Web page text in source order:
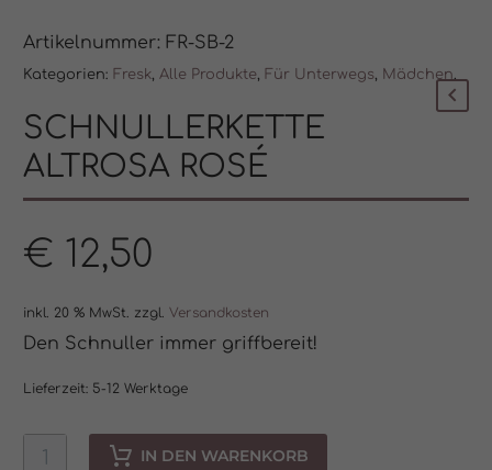
Artikelnummer: FR-SB-2
Kategorien: Fresk, Alle Produkte, Für Unterwegs, Mädchen.
SCHNULLERKETTE
ALTROSA ROSÉ
€ 12,50
inkl. 20 % MwSt. zzgl. Versandkosten
Den Schnuller immer griffbereit!
Lieferzeit: 5-12 Werktage
SchnullerketteIN DEN WARENKORB